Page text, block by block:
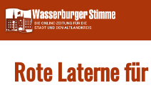
Skip
to
content
Rote Laterne